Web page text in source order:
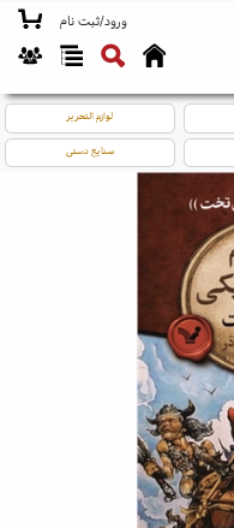
ورود/ثبت نام
لوازم التحریر
صنایع دستی